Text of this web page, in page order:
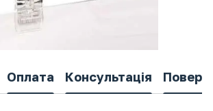
Оплата Консультація